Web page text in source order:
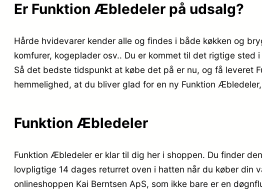
Er Funktion Æbledeler på udsalg?
Hårde hvidevarer kender alle og findes i både køkken og
komfurer, kogeplader osv.. Du er kommet til det rigtige
Så det bedste tidspunkt at købe det på er nu, og få leveret
hemmelighed, at du bliver glad for en ny Funktion
Funktion Æbledeler
Funktion Æbledeler er klar til dig her i shoppen. Du finder
lovpligtige 14 dages returret oven i hatten når du køber din
onlineshoppen Kai Berntsen ApS, som ikke bare er en